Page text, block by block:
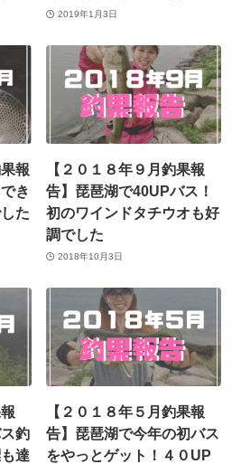
2019年1月3日
報
き
た
【２０１８年９月釣果報
告】琵琶湖で40UPバス！
初のワインドタチウオも好
調でした
2018年10月3日
釣
達
【２０１８年５月釣果報
告】琵琶湖で今年の初バス
をやっとゲット！４０UP